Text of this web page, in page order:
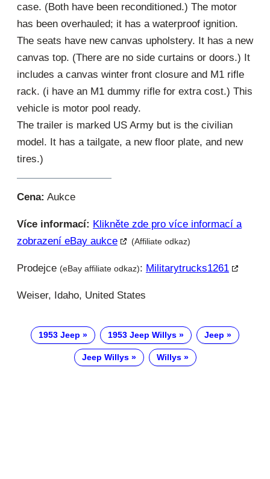
case. (Both have been reconditioned.) The motor
has been overhauled; it has a waterproof ignition.
The seats have new canvas upholstery. It has a new
canvas top. (There are no side curtains or doors.) It
includes a canvas winter front closure and M1 rifle
rack. (i have an M1 dummy rifle for extra cost.) This
vehicle is motor pool ready.
The trailer is marked US Army but is the civilian
model. It has a tailgate, a new floor plate, and new
tires.)
Cena: Aukce
Více informací: Klikněte zde pro více informací a
zobrazení eBay aukce
(Affiliate odkaz)
Prodejce (eBay affiliate odkaz): Militarytrucks1261
Weiser, Idaho, United States
1953 Jeep 1953 Jeep Willys Jeep
Jeep Willys Willys